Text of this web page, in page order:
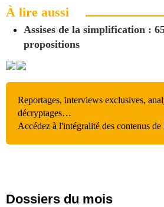
À lire aussi
Assises de la simplification :
propositions
Reportages, interviews exclusives,
décryptages…
Accédez à l'intégralité des contenus de
Dossiers du mois